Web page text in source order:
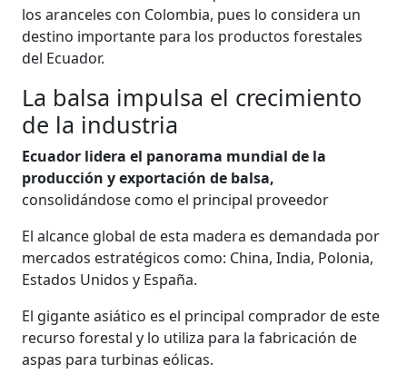
los aranceles con Colombia, pues lo considera un
destino importante para los productos forestales
del Ecuador.
La balsa impulsa el crecimiento
de la industria
Ecuador lidera el panorama mundial de la
producción y exportación de balsa,
consolidándose como el principal proveedor
El alcance global de esta madera es demandada por
mercados estratégicos como: China, India, Polonia,
Estados Unidos y España.
El gigante asiático es el principal comprador de este
recurso forestal y lo utiliza para la fabricación de
aspas para turbinas eólicas.